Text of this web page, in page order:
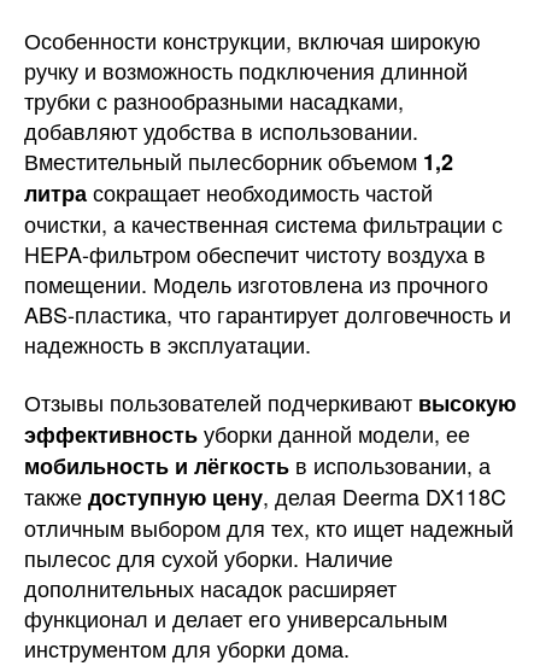
Особенности конструкции, включая широкую
ручку и возможность подключения длинной
трубки с разнообразными насадками,
добавляют удобства в использовании.
Вместительный пылесборник объемом 1,2
литрасокращает необходимость частой
очистки, а качественная система фильтрации с
HEPA-фильтром обеспечит чистоту воздуха в
помещении. Модель изготовлена из прочного
ABS-пластика, что гарантирует долговечность и
надежность в эксплуатации.
Отзывы пользователей подчеркивают высокую
эффективностьуборки данной модели, ее
мобильность и лёгкость в использовании, а
такжедоступную цену, делая Deerma DX118C
отличным выбором для тех, кто ищет надежный
пылесос для сухой уборки. Наличие
дополнительных насадок расширяет
функционал и делает его универсальным
инструментом для уборки дома.